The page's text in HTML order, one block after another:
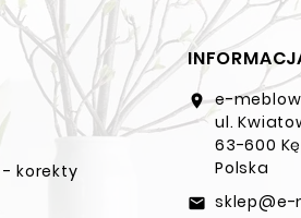
korekty
location_on e-
ul.
63-600
Polska
email sklep@e-